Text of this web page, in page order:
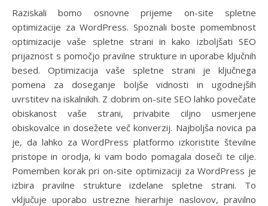
Raziskali bomo osnovne prijeme on-site spletne
optimizacije za WordPress. Spoznali boste pomembnost
optimizacije vaše spletne strani in kako izboljšati SEO
prijaznost s pomočjo pravilne strukture in uporabe ključnih
besed. Optimizacija vaše spletne strani je ključnega
pomena za doseganje boljše vidnosti in ugodnejših
uvrstitev na iskalnikih. Z dobrim on-site SEO lahko povečate
obiskanost vaše strani, privabite ciljno usmerjene
obiskovalce in dosežete več konverzij. Najboljša novica pa
je, da lahko za WordPress platformo izkoristite številne
pristope in orodja, ki vam bodo pomagala doseči te cilje.
Pomemben korak pri on-site optimizaciji za WordPress je
izbira pravilne strukture izdelane spletne strani. To
vključuje uporabo ustrezne hierarhije naslovov, pravilno